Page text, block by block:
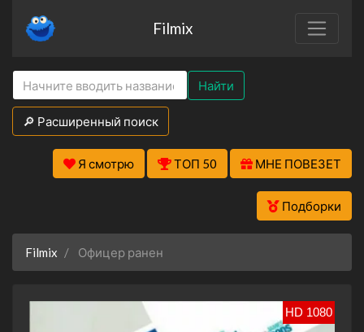
Filmix
Найти
🔎 Расширенный поиск
Я смотрю ТОП 50 МНЕ ПОВЕЗЕТ
Подборки
Filmix Офицер ранен
HD 1080